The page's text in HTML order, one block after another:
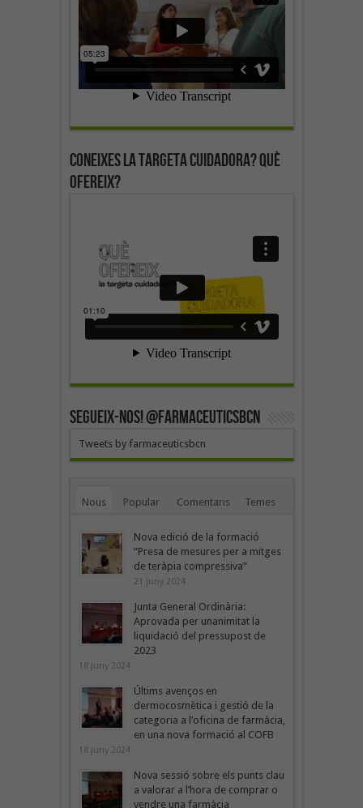
Coneixes la targeta cuidadora? Què
ofereix?
SEGUEIX-NOS! @farmaceuticsbcn
Tweets by farmaceuticsbcn
Nous Popular Comentaris Temes
Nova edició de la formació
“Presa de mesures per a mitges
de teràpia compressiva”
21 juny 2024
Junta General Ordinària:
Aprovada per unanimitat la
liquidació del pressupost de
2023
18 juny 2024
Últims avenços en
dermocosmètica i gestió de la
categoria a l’oficina de farmàcia,
en una nova formació al COFB
18 juny 2024
Nova sessió sobre els punts clau
a valorar a l’hora de comprar o
vendre una farmàcia